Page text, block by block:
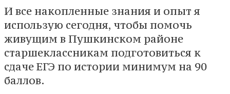
И все накопленные знания и опыт я
использую сегодня, чтобы помочь
живущим в Пушкинском районе
старшеклассникам подготовиться к
сдаче ЕГЭ по истории минимум на 90
баллов.